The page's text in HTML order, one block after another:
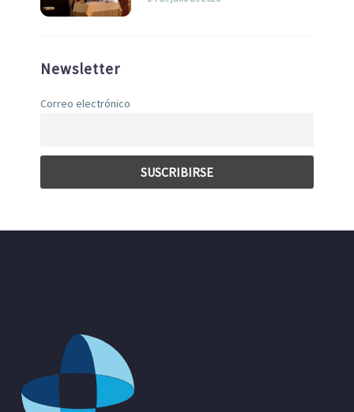
Newsletter
Correo electrónico